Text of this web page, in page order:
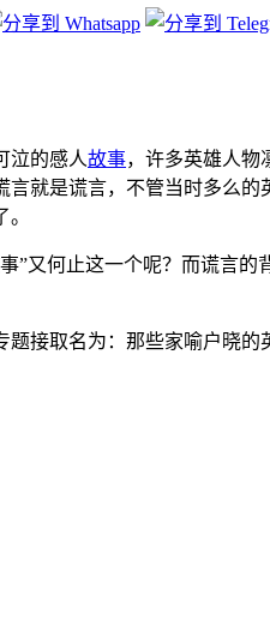
泣的感人故事，许多英雄人
是谎言，不管当时多么
”又何止这一个呢？而谎言
题接取名为：那些家喻户晓